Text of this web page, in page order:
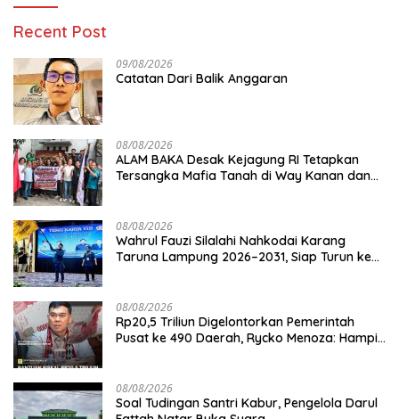
Recent Post
09/08/2026
Catatan Dari Balik Anggaran
08/08/2026
ALAM BAKA Desak Kejagung RI Tetapkan
Tersangka Mafia Tanah di Way Kanan dan
08/08/2026
Wahrul Fauzi Silalahi Nahkodai Karang
Taruna Lampung 2026–2031, Siap Turun ke
08/08/2026
Rp20,5 Triliun Digelontorkan Pemerintah
Pusat ke 490 Daerah, Rycko Menoza: Hampir
08/08/2026
Soal Tudingan Santri Kabur, Pengelola Darul